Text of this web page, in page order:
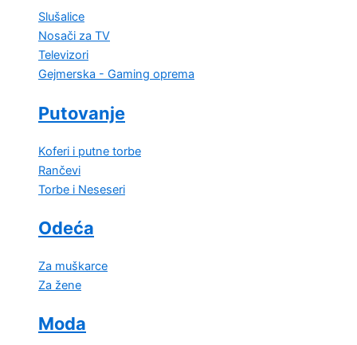
Slušalice
Nosači za TV
Televizori
Gejmerska - Gaming oprema
Putovanje
Koferi i putne torbe
Rančevi
Torbe i Neseseri
Odeća
Za muškarce
Za žene
Moda